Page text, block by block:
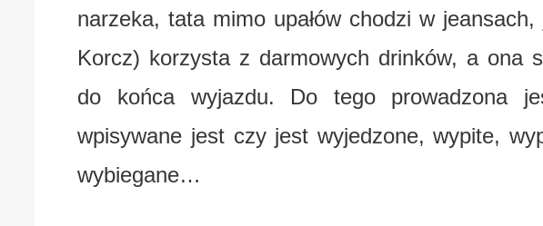
narzeka, tata mimo upałów chodzi w
Korcz) korzysta z darmowych drinków, a ona
do końca wyjazdu. Do tego prowadzona
wpisywane jest czy jest wyjedzone, wypite,
wybiegane…